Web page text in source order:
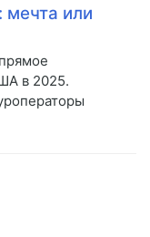
или
в 2025.